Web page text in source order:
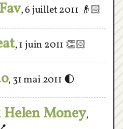
,1 juin 2011👏🏻
,31 mai 2011🌓
Helen Money,